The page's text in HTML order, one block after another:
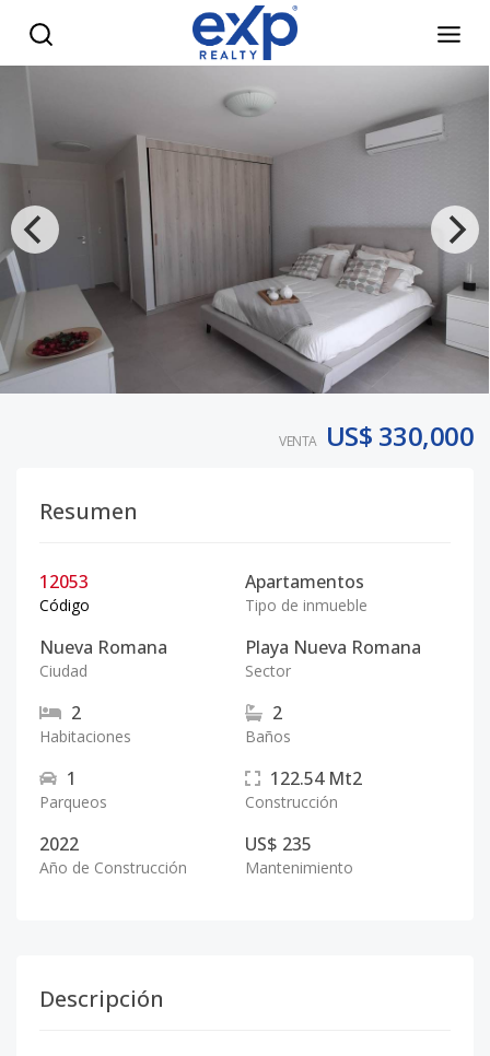
VENTA US$ 330,000
Resumen
12053
Código
Apartamentos
Tipo de inmueble
Nueva Romana
Ciudad
Playa Nueva Romana
Sector
2
Habitaciones
2
Baños
1
Parqueos
122.54 Mt2
Construcción
2022
Año de Construcción
US$ 235
Mantenimiento
Descripción
Apartamento Nuevo Frente al Mar en Playa Nueva